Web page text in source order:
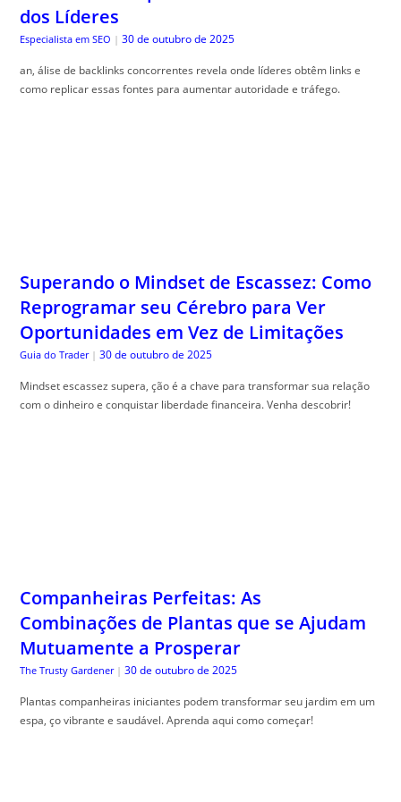
dos Líderes
Especialista em SEO | 30 de outubro de 2025
an, álise de backlinks concorrentes revela onde líderes obtêm links e
como replicar essas fontes para aumentar autoridade e tráfego.
Superando o Mindset de Escassez: Como
Reprogramar seu Cérebro para Ver
Oportunidades em Vez de Limitações
Guia do Trader | 30 de outubro de 2025
Mindset escassez supera, ção é a chave para transformar sua relação
com o dinheiro e conquistar liberdade financeira. Venha descobrir!
Companheiras Perfeitas: As
Combinações de Plantas que se Ajudam
Mutuamente a Prosperar
The Trusty Gardener | 30 de outubro de 2025
Plantas companheiras iniciantes podem transformar seu jardim em um
espa, ço vibrante e saudável. Aprenda aqui como começar!